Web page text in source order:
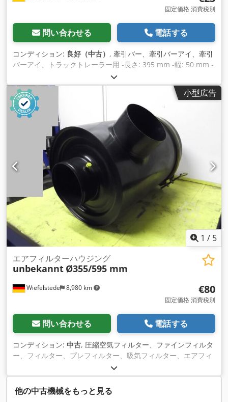
固定価格 消費税別
問い合わせる 電話する
コンディション: 良好（中古） , 牽引バー、牽引バーアイ、牽引
バーアイ、トラックトレーラー用 -長さ: 395 mm -幅: 50 mm -
高さ: 40 mm -アイ: Ø 43 mm -価格: 1個あたり -数量：72個
Dcjdpfed Nhiijx Akkok -寸法:395/101/H40mm -重量: 5.5kg
小型広告
1 / 5
Wiefelstede 8,980 km
エアフィルターハウジング
unbekannt Ø355/595 mm
€80
固定価格 消費税別
問い合わせる 電話する
コンディション: 中古, 圧縮空気フィルター、ファインフィルタ
ー、フィルター、プレフィルター、吸気フィルター、エアフィ
ルターハウジング、発電機エアフィルタ ー Dcodpfx Aksd Sx
Ndjkok -納品：検品したままの状態でお届けします。 -蓋のへ
こみ：写真参照 -エアフィルターハウジング -のために。フィル
ター ドナルドソン XLP 18 2046 -吸気口/排気口：Ø 150/149
他の中古機械をもっと見る